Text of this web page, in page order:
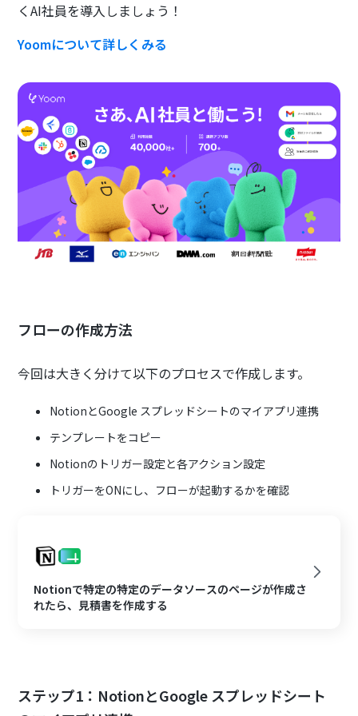
くAI社員を導入しましょう！
Yoomについて詳しくみる
フローの作成方法
今回は大きく分けて以下のプロセスで作成します。
NotionとGoogle スプレッドシートのマイアプリ連携
テンプレートをコピー
Notionのトリガー設定と各アクション設定
トリガーをONにし、フローが起動するかを確認
Notionで特定の特定のデータソースのページが作成さ
れたら、見積書を作成する
ステップ1：NotionとGoogle スプレッドシート